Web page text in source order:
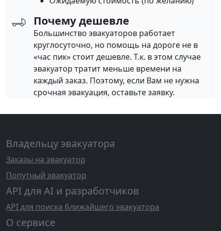
Почему дешевле
Большинство эвакуаторов работает
круглосуточно, но помощь на дороге не в
«час пик» стоит дешевле. Т.к. в этом случае
эвакуатор тратит меньше времени на
каждый заказ. Поэтому, если Вам не нужна
срочная эвакуация, оставьте заявку.
Владельцу эвакуатора
Заказы на эвакуатор
Попутный эвакуатор
API для AI и разработчиков
API для поиска ближайшего эвакуатора
О сервисе